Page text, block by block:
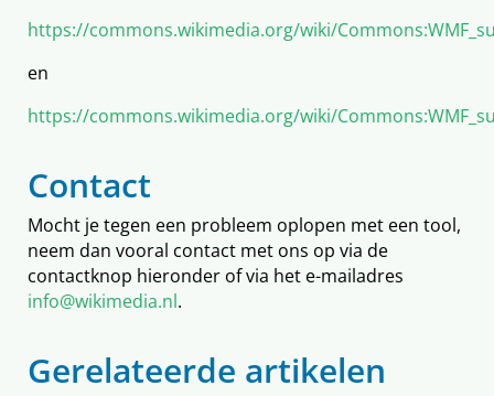
https://commons.wikimedia.org/wiki/
en
https://commons.wikimedia.org/wiki/
Contact
Mocht je tegen een probleem oplopen met een tool,
neem dan vooral contact met ons op via de
contactknop hieronder of via het e-mailadres
info@wikimedia.nl.
Gerelateerde artikelen